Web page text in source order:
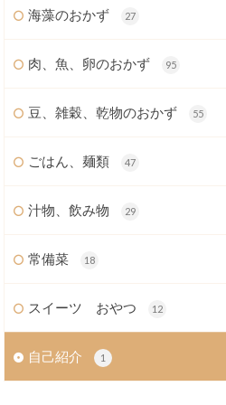
海藻のおかず 27
肉、魚、卵のおかず 95
豆、雑穀、乾物のおかず 55
ごはん、麺類 47
汁物、飲み物 29
常備菜 18
スイーツ おやつ 12
自己紹介 1